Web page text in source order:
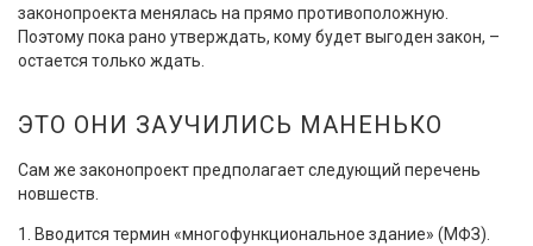
законопроекта менялась на прямо противоположную.
Поэтому пока рано утверждать, кому будет выгоден закон, –
остается только ждать.
ЭТО ОНИ ЗАУЧИЛИСЬ МАНЕНЬКО
Сам же законопроект предполагает следующий перечень
новшеств.
1. Вводится термин «многофункциональное здание» (МФЗ).